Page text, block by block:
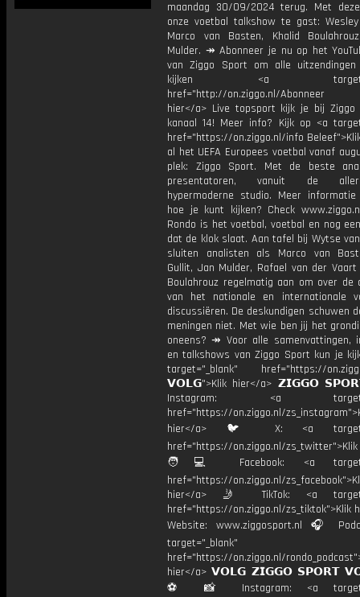
maandag 30/09/2024 terug. Met
onze voetbal talkshow te gast:
Marco van Basten, Khalid
Mulder. ↠ Abonneer je nu op het
van Ziggo Sport om alle
kijken <a
href="http://on.ziggo.nl/
hier</a> Live topsport kijk je bij
kanaal 14! Meer info? Kijk op <a
href="https://on.ziggo.nl/info
al het UEFA Europees voetbal vanaf
plek: Ziggo Sport. Met de beste
presentatoren, vanuit de
hypermoderne studio. Meer
hoe je kunt kijken? Check
Rondo is het voetbal, voetbal en nog
dat de klok slaat. Aan tafel bij Wytse
sluiten analisten als Marco van
Gullit, Jan Mulder, Rafael van der Vaart
Boulahrouz regelmatig aan om over de
van het nationale en internationale
discussiëren. De deskundigen schuwen
meningen niet. Met wie ben jij het
oneens? ↠ Voor alle samenvattingen,
en talkshows van Ziggo Sport kun je
target="_blank" href="https://
𝗩𝗢𝗟𝗚">Klik hier</a> 𝗭𝗜𝗚𝗚𝗢
Instagram: <a
href="https://on.ziggo.nl/
hier</a> 🐦 X: <a
href="https://on.ziggo.nl/
🧑💻 Facebook: <a
href="https://on.ziggo.nl/
hier</a> 🤳 TikTok: <a
href="https://on.ziggo.nl/zs_tiktok">Klik
Website: www.ziggosport.nl 🎧
target="_blank"
href="https://on.ziggo.nl/
hier</a> 𝗩𝗢𝗟𝗚 𝗭𝗜𝗚𝗚𝗢 𝗦𝗣𝗢𝗥𝗧
⚽️ 📸 Instagram: <a